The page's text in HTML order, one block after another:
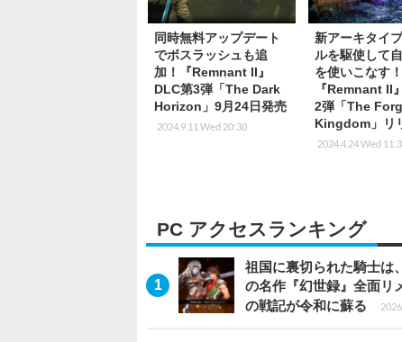
同時無料アップデート
でボスラッシュも追
加！『Remnant II』
DLC第3弾「The Dark
Horizon」9月24日発売
2024.9.11 Wed 20:30
新アーキタイ
ルを駆使して
を使いこなす！
『Remnant II
2弾「The
Kingdom」リ
2024.4.24 Wed
PC アクセスランキング
祖国に裏切られた騎士は
の名作『幻世録』全面リ
の戦記が令和に蘇る